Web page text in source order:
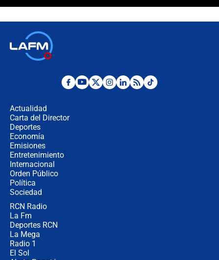
Desde dermatitis hasta infecciones:
Actualidad
Carta del Director
Deportes
Economía
Emisiones
Entretenimiento
Internacional
Orden Público
Política
Sociedad
RCN Radio
La Fm
Deportes RCN
La Mega
Radio 1
El Sol